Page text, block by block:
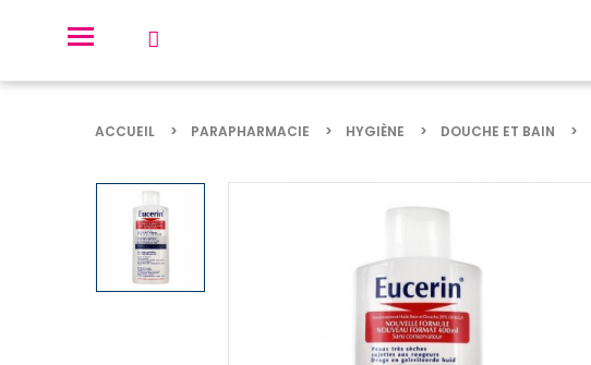
ACCUEIL PARAPHARMACIE HYGIÈNE DOUCHE ET BAIN